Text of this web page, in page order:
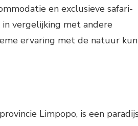
en exclusieve safari-
vergelijking met andere
ervaring met de natuur
Limpopo, is een